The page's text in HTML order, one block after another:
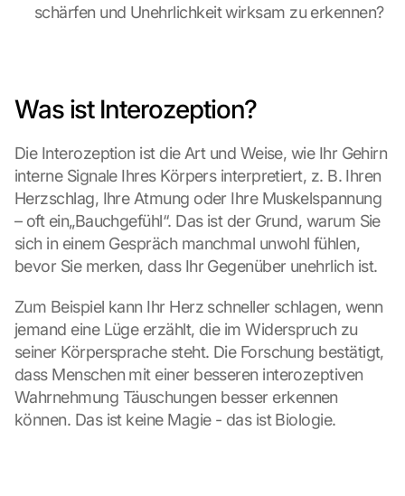
schärfen und Unehrlichkeit wirksam zu erkennen?
Was ist Interozeption?
Die Interozeption ist die Art und Weise, wie Ihr Gehirn
interne Signale Ihres Körpers interpretiert, z. B. Ihren
Herzschlag, Ihre Atmung oder Ihre Muskelspannung
– oft ein„Bauchgefühl“. Das ist der Grund, warum Sie
sich in einem Gespräch manchmal unwohl fühlen,
bevor Sie merken, dass Ihr Gegenüber unehrlich ist.
Zum Beispiel kann Ihr Herz schneller schlagen, wenn
jemand eine Lüge erzählt, die im Widerspruch zu
seiner Körpersprache steht. Die Forschung bestätigt,
dass Menschen mit einer besseren interozeptiven
Wahrnehmung Täuschungen besser erkennen
können. Das ist keine Magie - das ist Biologie.
o
o
g
l
e
a